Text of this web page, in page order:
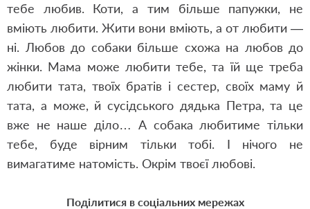
тебе любив. Коти, а тим більше папужки, не
вміють любити. Жити вони вміють, а от любити —
ні. Любов до собаки більше схожа на любов до
жінки. Мама може любити тебе, та їй ще треба
любити тата, твоїх братів і сестер, своїх маму й
тата, а може, й сусідського дядька Петра, та це
вже не наше діло… А собака любитиме тільки
тебе, буде вірним тільки тобі. І нічого не
вимагатиме натомість. Окрім твоєї любові.
Поділитися в соціальних мережах